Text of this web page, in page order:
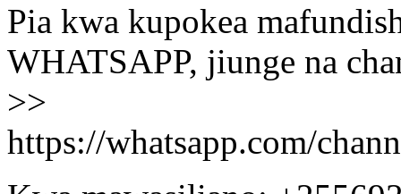
Pia kwa kupokea
WHATSAPP, jiunge na
>>
https://whatsapp.com/